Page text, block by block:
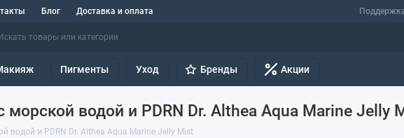
Блог Доставка и оплата
Пигменты Уход Бренды Акции
водой и PDRN Dr. Althea Aqua Marine Jelly
водой и PDRN Dr. Althea Aqua Marine Jelly Mist